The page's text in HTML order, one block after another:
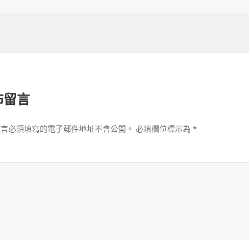
言
必須填寫的電子郵件地址不會公開。 必填欄位標示為*